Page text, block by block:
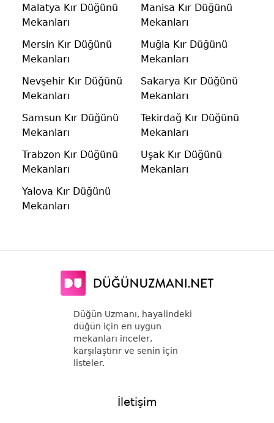
Malatya Kır Düğünü
Mekanları
Manisa Kır Düğünü
Mekanları
Mersin Kır Düğünü
Mekanları
Muğla Kır Düğünü
Mekanları
Nevşehir Kır Düğünü
Mekanları
Sakarya Kır Düğünü
Mekanları
Samsun Kır Düğünü
Mekanları
Tekirdağ Kır Düğünü
Mekanları
Trabzon Kır Düğünü
Mekanları
Uşak Kır Düğünü
Mekanları
Yalova Kır Düğünü
Mekanları
Düğün Uzmanı, hayalindeki
düğün için en uygun
mekanları inceler,
karşılaştırır ve senin için
listeler.
İletişim